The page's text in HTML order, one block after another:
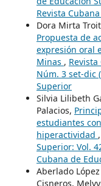
Revista
Dora Mirta
Propuesta de
expresión oral
Minas ,
Núm. 3 set-dic
Superior
Silvia Lilibeth
Palacios,
estudiantes
hiperactividad ,
Superior: Vol.
Cubana de
Aberlado
Cisneros,